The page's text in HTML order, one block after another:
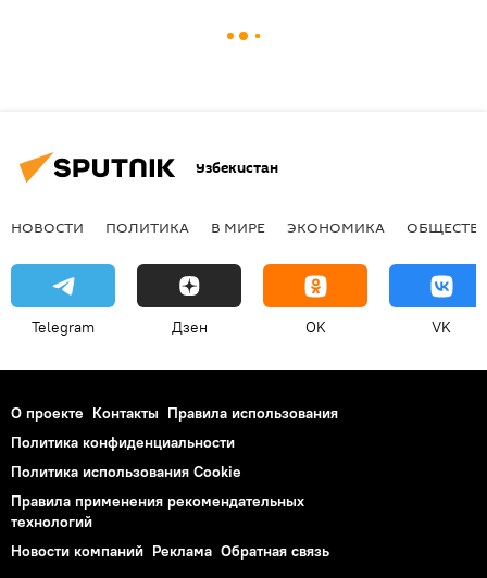
Узбекистан
НОВОСТИ ПОЛИТИКА В МИРЕ ЭКОНОМИКА
Telegram Дзен OK VK
О проекте Контакты Правила использования
Политика конфиденциальности
Политика использования Cookie
Правила применения рекомендательных
технологий
Новости компаний Реклама Обратная связь